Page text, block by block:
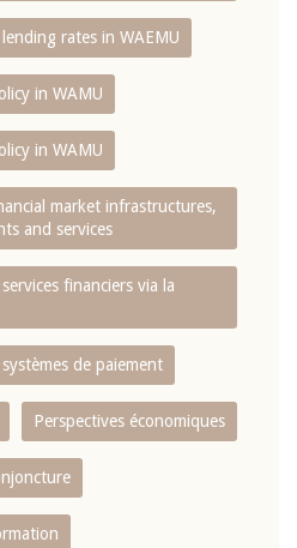
rates in WAEMU
in WAMU
in WAMU
market infrastructures,
and services
financiers via la
de paiement
Perspectives économiques